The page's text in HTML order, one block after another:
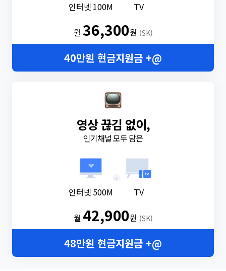
인터넷 100M TV
월36,300원 (SK)
40만원 현금지원금 +@
영상 끊김 없이,
인기채널 모두 담은
인터넷 500M
+
TV
월 42,900원 (SK)
48만원 현금지원금 +@